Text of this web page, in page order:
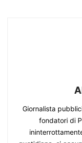
Giornalista
fondatori di